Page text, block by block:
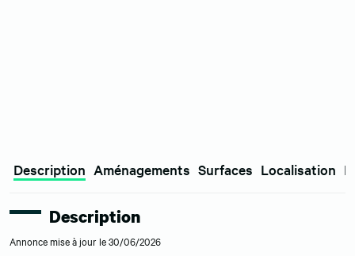
Description Aménagements Surfaces Localisation
Description
Annonce mise à jour le 30/06/2026